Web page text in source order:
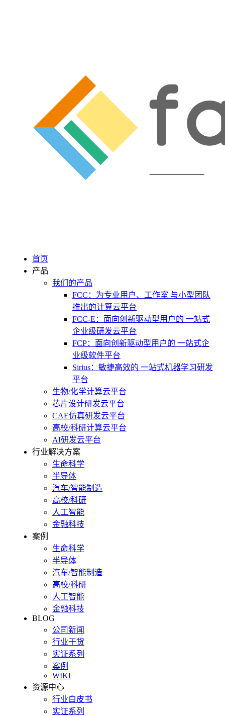
首页
产品
我们的产品
FCC：为专业用户、工作室 与小型团队
推出的计算云平台
FCC-E：面向创新驱动型用户的 一站式
企业级研发云平台
FCP：面向创新驱动型用户的 一站式企
业级软件平台
Sirius：敏捷高效的 一站式机器学习研发
平台
生物/化学计算云平台
芯片设计研发云平台
CAE仿真研发云平台
高校/科研计算云平台
AI研发云平台
行业解决方案
生命科学
半导体
汽车/智能制造
高校/科研
人工智能
金融科技
案例
生命科学
半导体
汽车/智能制造
高校/科研
人工智能
金融科技
BLOG
公司新闻
行业干货
实证系列
案例
WIKI
资源中心
行业白皮书
实证系列